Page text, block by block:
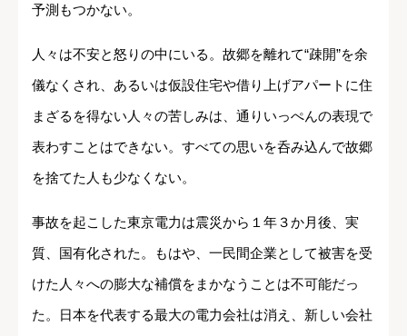
予測もつかない。
人々は不安と怒りの中にいる。故郷を離れて“疎開”を余
儀なくされ、あるいは仮設住宅や借り上げアパートに住
まざるを得ない人々の苦しみは、通りいっぺんの表現で
表わすことはできない。すべての思いを呑み込んで故郷
を捨てた人も少なくない。
事故を起こした東京電力は震災から１年３か月後、実
質、国有化された。もはや、一民間企業として被害を受
けた人々への膨大な補償をまかなうことは不可能だっ
た。日本を代表する最大の電力会社は消え、新しい会社